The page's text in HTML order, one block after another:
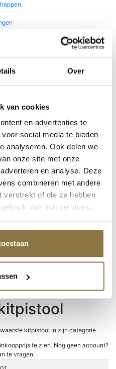
Over
van cookies
en advertenties te
social media te bieden
analyseren. Ook delen we
onze site met onze
en analyse. Deze
combineren met andere
verstrekt of die ze hebben
van hun services.
kitpistool in zijn categorie
te zien. Nog geen account?
te vragen.